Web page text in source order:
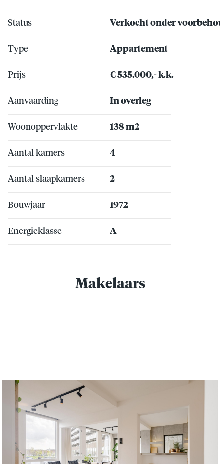
Status Verkocht onder
Type Appartement
Prijs € 535.000,- k.k.
Aanvaarding In overleg
Woonoppervlakte 138 m2
Aantal kamers 4
Aantal slaapkamers 2
Bouwjaar 1972
Energieklasse A
Makelaars